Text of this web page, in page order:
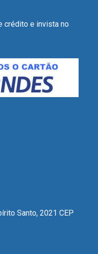
crédito e invista no
Santo, 2021 CEP